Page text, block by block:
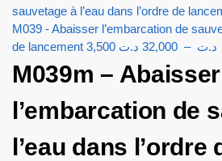
M039 - Abaisser l’embarcation de
de lancement 3,500 د.ت –
32,000 د.ت
M039m – Abaisser
l’embarcation de
l’eau dans l’ordre